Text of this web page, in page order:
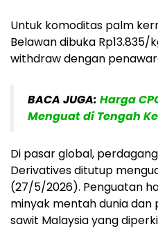
Untuk komoditas palm
Belawan dibuka
withdraw dengan
BACA JUGA: Harga
Menguat di Tengah
Di pasar global,
Derivatives ditutup
(27/5/2026). Penguatan
minyak mentah dunia
sawit Malaysia yang